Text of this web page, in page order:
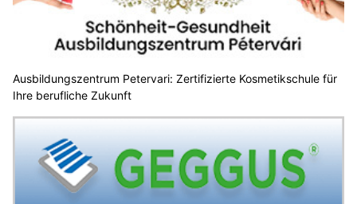
Ausbildungszentrum Petervari: Zertifizierte Kosmetikschule für
Ihre berufliche Zukunft